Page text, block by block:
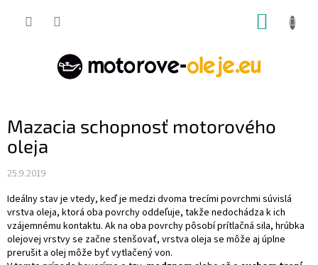
Mazacia schopnosť motorového
oleja
25.9.2019
Ideálny stav je vtedy, keď je medzi dvoma trecími povrchmi súvislá
vrstva oleja, ktorá oba povrchy oddeľuje, takže nedochádza k ich
vzájemnému kontaktu. Ak na oba povrchy pôsobí prítlačná sila, hrúbka
olejovej vrstvy se začne stenšovať, vrstva oleja se môže aj úplne
prerušit a olej môže byť vytlačený von.